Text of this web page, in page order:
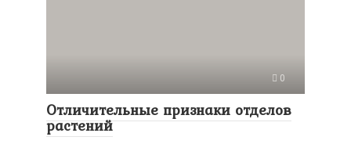
0
Отличительные признаки отделов
растений